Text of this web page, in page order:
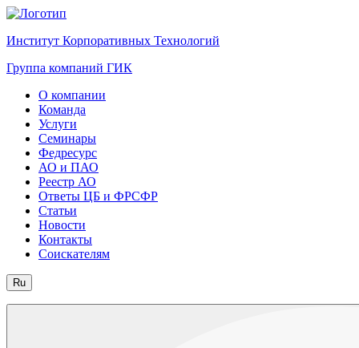
Институт Корпоративных Технологий
Группа компаний ГИК
О компании
Команда
Услуги
Семинары
Федресурс
АО и ПАО
Реестр АО
Ответы ЦБ и ФРСФР
Статьи
Новости
Контакты
Соискателям
Ru